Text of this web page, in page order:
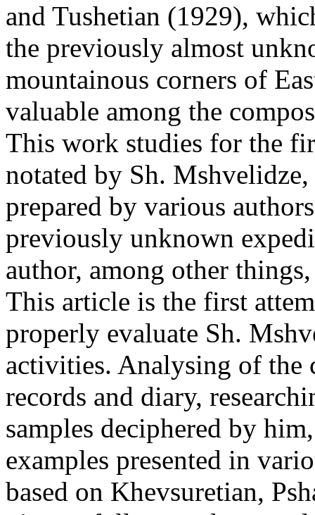
and Tushetian (1929),
the previously almost
mountainous corners of
valuable among the
This work studies for the
notated by Sh.
prepared by various
previously unknown
author, among other
This article is the first
properly evaluate Sh.
activities. Analysing of the
records and diary,
samples deciphered by
examples presented in
based on Khevsuretian,